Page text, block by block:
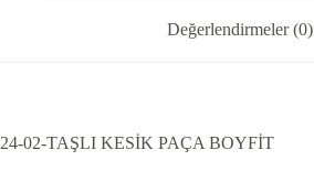
Değerlendirmeler (0)
24-02-TAŞLI KESİK PAÇA BOYFİT